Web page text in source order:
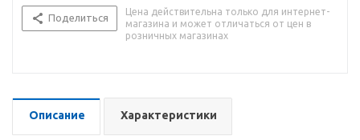
Поделиться
Цена действительна только для интернет-
магазина и может отличаться от цен в
розничных магазинах
Описание Характеристики